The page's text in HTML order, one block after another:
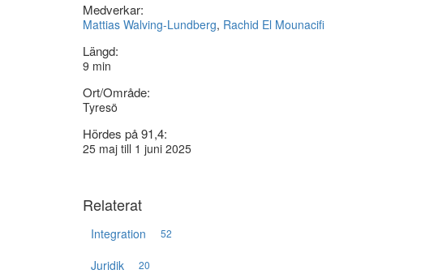
Medverkar:
Mattias Walving-Lundberg, Rachid El Mounacifi
Längd:
9 min
Ort/Område:
Tyresö
Hördes på 91,4:
25 maj till 1 juni 2025
Relaterat
Integration 52
Juridik 20